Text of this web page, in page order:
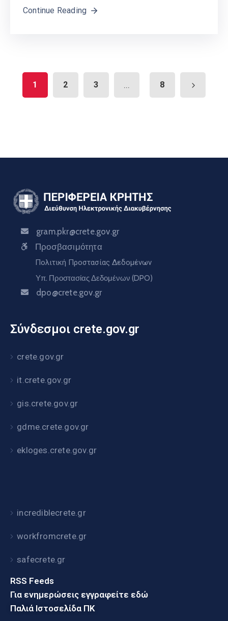
Continue Reading
1 2 3 ... 8
gram.pkr@crete.gov.gr
Προσβασιμότητα
Πολιτική Προστασίας Δεδομένων
Υπ. Προστασίας Δεδομένων (DPO)
dpo@crete.gov.gr
Σύνδεσμοι crete.gov.gr
crete.gov.gr
it.crete.gov.gr
gis.crete.gov.gr
gdme.crete.gov.gr
ekloges.crete.gov.gr
incrediblecrete.gr
workfromcrete.gr
safecrete.gr
RSS Feeds
Για ενημερώσεις εγγραφείτε εδώ
Παλιά Ιστοσελίδα ΠΚ